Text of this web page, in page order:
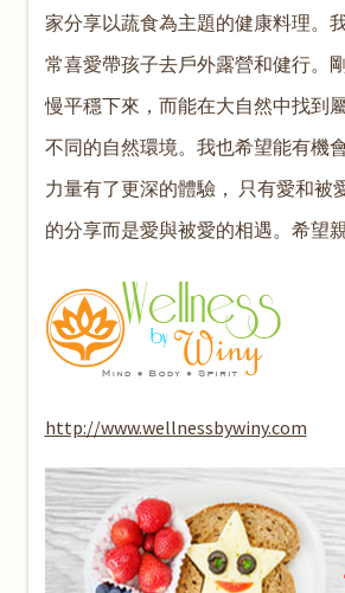
家分享以蔬食為主題的健康料理。
常喜愛帶孩子去戶外露營和健行。
慢平穩下來，而能在大自然中找到
不同的自然環境。我也希望能有機
力量有了更深的體驗， 只有愛和
的分享而是愛與被愛的相遇。希望
http://www.wellnessbywiny.com